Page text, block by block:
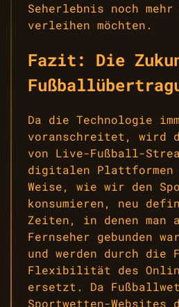
Seherlebnis noch mehr
verleihen möchten.
Fazit: Die
Da die Technologie
voranschreitet, wird
von Live-Fußball-
digitalen Plattformen
Weise, wie wir den
konsumieren, neu
Zeiten, in denen man
Fernseher gebunden
und werden durch die
Flexibilität des
ersetzt. Da
Sportwetten-Websites